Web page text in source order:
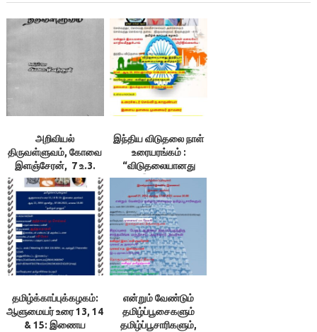
அறிவியல்
திருவள்ளுவம், கோவை
இளஞ்சேரன், 7 உ.3.
கல்வி ஏமம், 4.கேண்மை
ஏமம்
இந்திய விடுதலை நாள்
உரையரங்கம் :
“விடுதலையானது
இந்தியா!
அடிமையானது
தமிழ்நாடு?”
தமிழ்க்காப்புக்கழகம்:
ஆளுமையர் உரை 13, 14
& 15: இணைய
என்றும் வேண்டும்
தமிழ்ப்பூசைகளும்
தமிழ்ப்பூசாரிகளும்,